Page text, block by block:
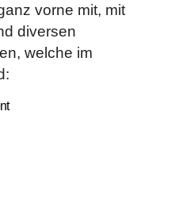
vorne mit, mit
diversen
welche im